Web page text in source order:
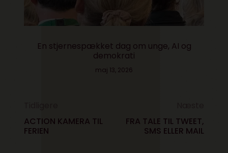
En stjernespækket dag om unge, AI og
demokrati
maj 13, 2026
ACTION KAMERA TIL
FERIEN
FRA TALE TIL TWEET,
SMS ELLER MAIL